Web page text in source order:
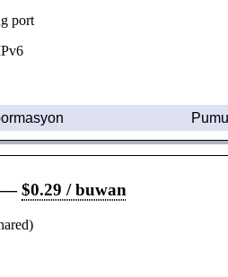
port
—$0.29 / buwan